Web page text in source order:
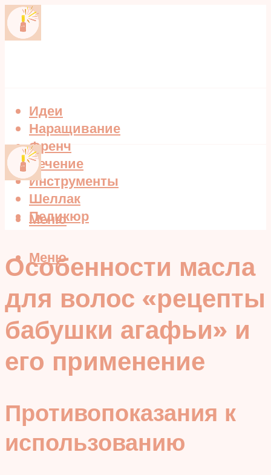
Идеи
Наращивание
Френч
Лечение
Инструменты
Шеллак
Педикюр
Меню
Меню
Особенности масла
для волос «рецепты
бабушки агафьи» и
его применение
Противопоказания к
использованию